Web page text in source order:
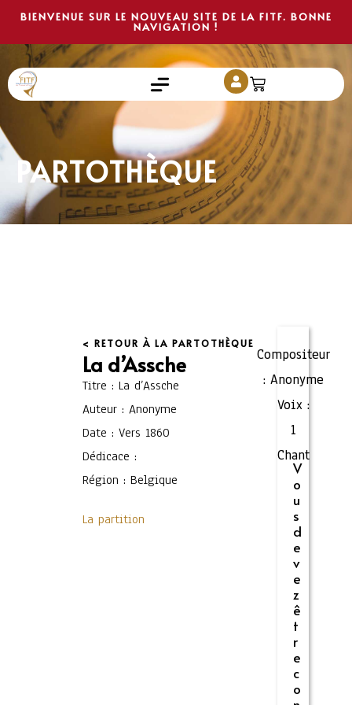
BIENVENUE SUR LE NOUVEAU SITE DE LA FITF. BONNE
NAVIGATION !
PARTOTHÈQUE
< RETOUR À LA PARTOTHÈQUE
La d’Assche
Titre : La d’Assche
Auteur : Anonyme
Date : Vers 1860
Dédicace :
Région : Belgique
La partition
Compositeur
: Anonyme
Voix :
1
Chant
V
o
u
s
d
e
v
e
z
ê
t
r
e
c
o